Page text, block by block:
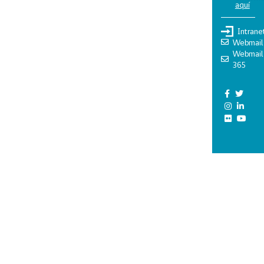
aquí
Webmail
Webmail
365